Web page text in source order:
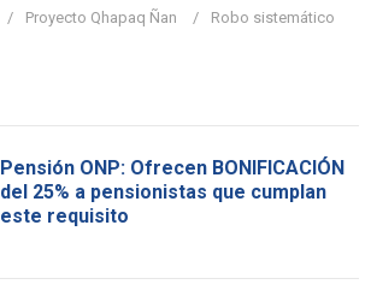
Proyecto Qhapaq Ñan Robo sistemático
Pensión ONP: Ofrecen BONIFICACIÓN
del 25% a pensionistas que cumplan
este requisito